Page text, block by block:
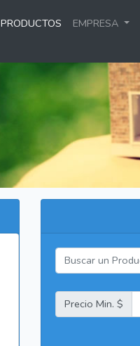
PRODUCTOS EMPRESA
Precio Min. $